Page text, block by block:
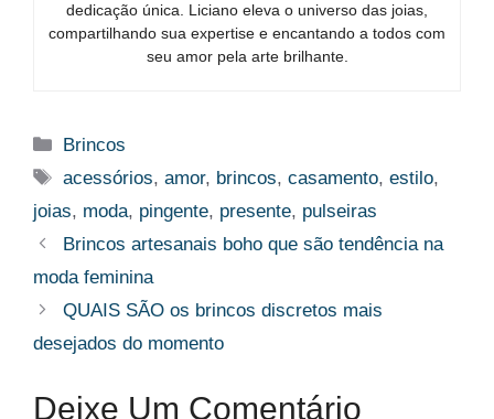
dedicação única. Liciano eleva o universo das joias,
compartilhando sua expertise e encantando a todos com
seu amor pela arte brilhante.
Categorias
Brincos
Tags
acessórios,amor, brincos,casamento,estilo,
joias, moda, pingente, presente, pulseiras
Brincos artesanais boho que são tendência na
moda feminina
QUAIS SÃO os brincos discretos mais
desejados do momento
Deixe Um Comentário